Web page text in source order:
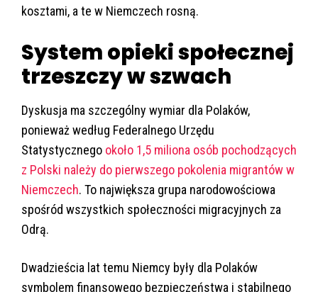
kosztami, a te w Niemczech rosną.
System opieki społecznej
trzeszczy w szwach
Dyskusja ma szczególny wymiar dla Polaków,
ponieważ według Federalnego Urzędu
Statystycznego około 1,5 miliona osób pochodzących
z Polski należy do pierwszego pokolenia migrantów w
Niemczech. To największa grupa narodowościowa
spośród wszystkich społeczności migracyjnych za
Odrą.
Dwadzieścia lat temu Niemcy były dla Polaków
symbolem finansowego bezpieczeństwa i stabilnego